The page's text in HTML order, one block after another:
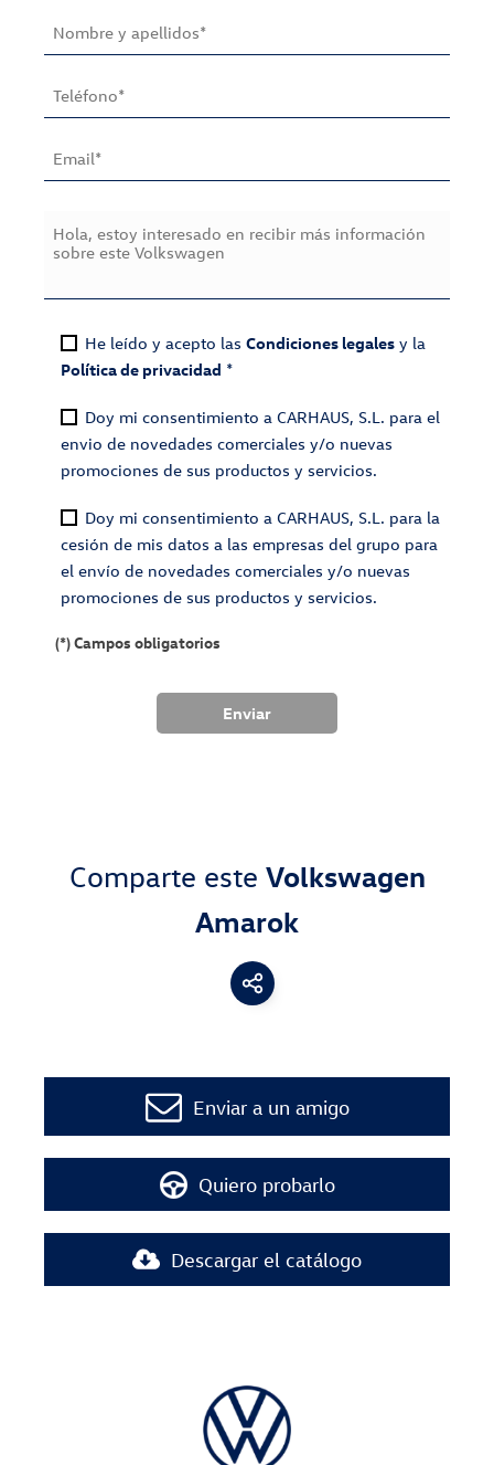
He leído y acepto las Condiciones legales y la
Política de privacidad *
Doy mi consentimiento a CARHAUS, S.L. para el
envio de novedades comerciales y/o nuevas
promociones de sus productos y servicios.
Doy mi consentimiento a CARHAUS, S.L. para la
cesión de mis datos a las empresas del grupo para
el envío de novedades comerciales y/o nuevas
promociones de sus productos y servicios.
(*) Campos obligatorios
Comparte este Volkswagen
Amarok
Enviar a un amigo
Quiero probarlo
Descargar el catálogo